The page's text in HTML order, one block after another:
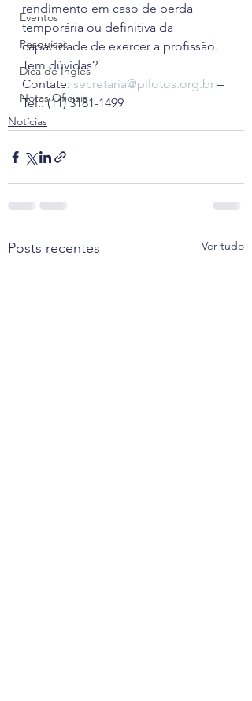
Eventos
Pesquisas
Dica de Inglês
Notas Oficiais
rendimento em caso de perda
temporária ou definitiva da
capacidade de exercer a profissão.
Tem dúvidas?
Contate: secretaria@pilotos.org.br –
Tel.: (11) 3181-1499
Notícias
Posts recentes Ver tudo